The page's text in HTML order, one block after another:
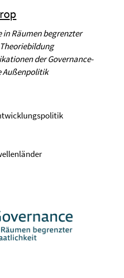
in Räumen begrenzter
der Governance-
Außenpolitik